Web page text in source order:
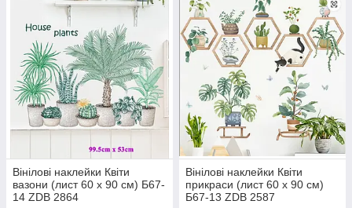
Вінілові наклейки Квіти
вазони (лист 60 х 90 см) Б67-
14 ZDB 2864
Вінілові наклейки Квіти
прикраси (лист 60 х 90 см)
Б67-13 ZDB 2587